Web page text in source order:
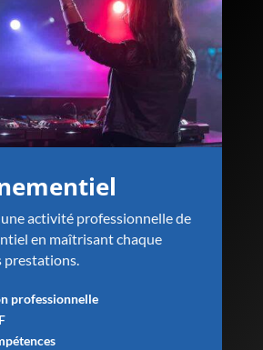
activité professionnelle de
en maîtrisant chaque
prestations.
professionnelle